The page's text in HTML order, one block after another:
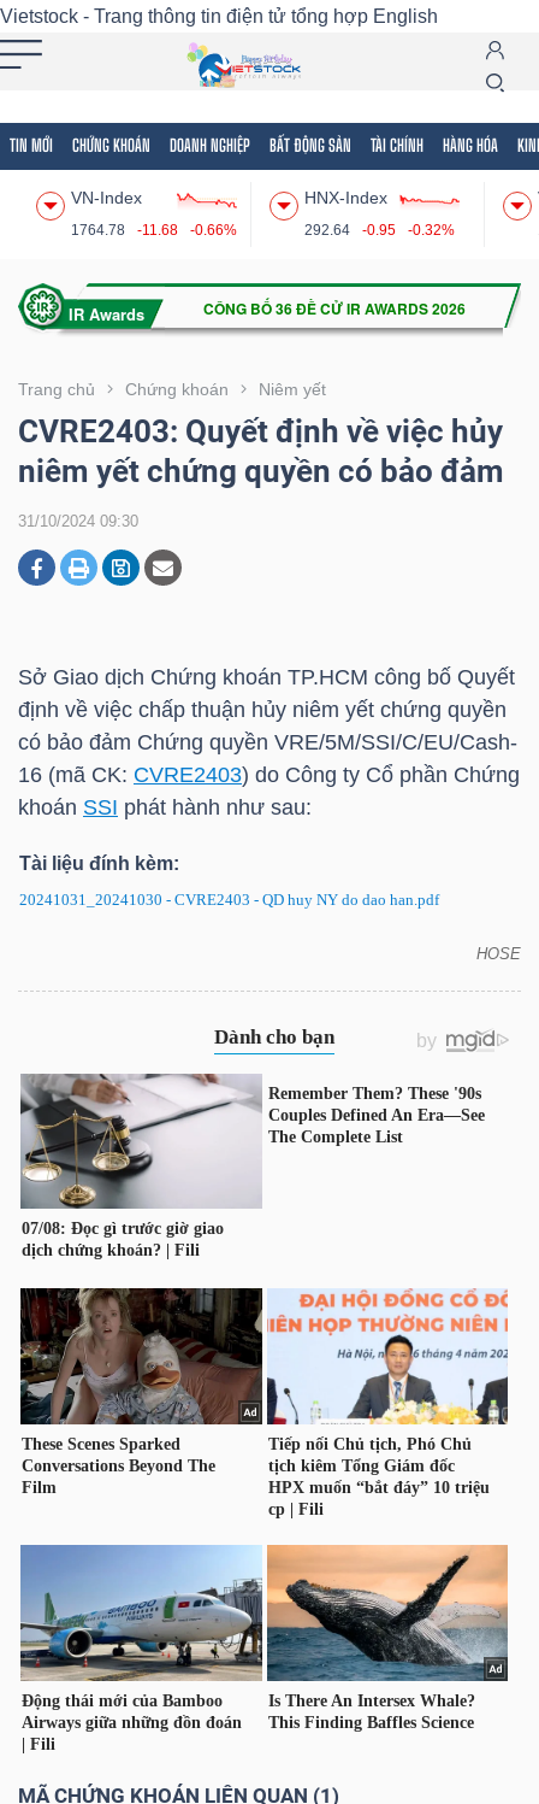
Vietstock - Trang thông tin điện tử tổng hợp English
TIN MỚI CHỨNG KHOÁN DOANH NGHIỆP BẤT ĐỘNG SẢN TÀI CHÍNH HÀNG HÓA
VN-Index
1764.78 -11.68 -0.66%
HNX-Index
292.64 -0.95 -0.32%
Trang chủ Chứng khoán Niêm yết
CVRE2403: Quyết định về việc hủy
niêm yết chứng quyền có bảo đảm
31/10/2024 09:30
Sở Giao dịch Chứng khoán TP.HCM công bố Quyết
định về việc chấp thuận hủy niêm yết chứng quyền
có bảo đảm Chứng quyền VRE/5M/SSI/C/EU/Cash-
16 (mã CK: CVRE2403) do Công ty Cổ phần Chứng
khoán SSI phát hành như sau:
Tài liệu đính kèm:
20241031_20241030 - CVRE2403 - QD huy NY do dao han.pdf
HOSE
MÃ CHỨNG KHOÁN LIÊN QUAN (1)
Tất cả Tính năng Ngành Mã chứng khoán
Tính
(-)
VIETSTOCK
CHỨNG
BẤT
ĐỘNG
HÀNG
HÓA
KINH
THẾ
GIỚI
TÀI
CHÍNH
CÁ